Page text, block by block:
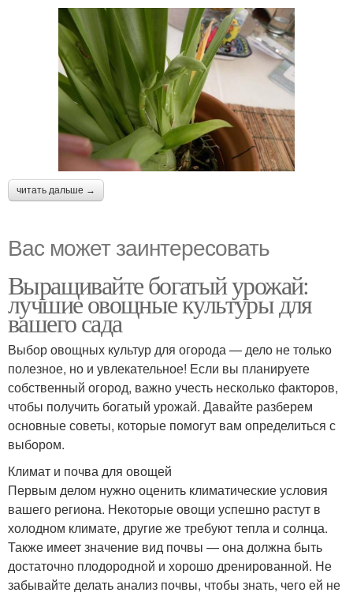
читать дальше →
Вас может заинтересовать
Выращивайте богатый урожай:
лучшие овощные культуры для
вашего сада
Выбор овощных культур для огорода — дело не только
полезное, но и увлекательное! Если вы планируете
собственный огород, важно учесть несколько факторов,
чтобы получить богатый урожай. Давайте разберем
основные советы, которые помогут вам определиться с
выбором.
Климат и почва для овощей
Первым делом нужно оценить климатические условия
вашего региона. Некоторые овощи успешно растут в
холодном климате, другие же требуют тепла и солнца.
Также имеет значение вид почвы — она должна быть
достаточно плодородной и хорошо дренированной. Не
забывайте делать анализ почвы, чтобы знать, чего ей не